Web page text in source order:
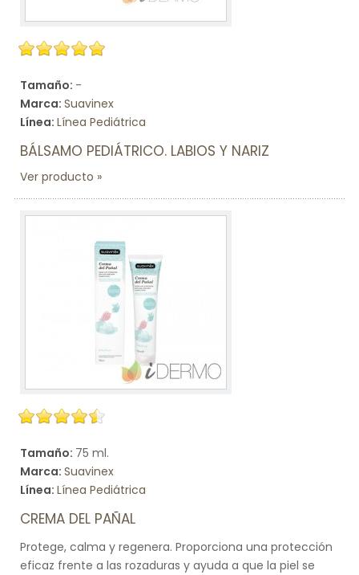
Tamaño: -
Marca: Suavinex
Línea: Línea Pediátrica
BÁLSAMO PEDIÁTRICO. LABIOS Y NARIZ
Ver producto
Tamaño: 75 ml.
Marca: Suavinex
Línea: Línea Pediátrica
CREMA DEL PAÑAL
Protege, calma y regenera. Proporciona una protección
eficaz frente a las rozaduras y ayuda a que la piel se